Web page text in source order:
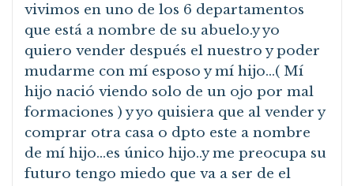
vivimos en uno de los 6 departamentos
que está a nombre de su abuelo.y yo
quiero vender después el nuestro y poder
mudarme con mí esposo y mí hijo…( Mí
hijo nació viendo solo de un ojo por mal
formaciones ) y yo quisiera que al vender y
comprar otra casa o dpto este a nombre
de mí hijo…es único hijo..y me preocupa su
futuro tengo miedo que va a ser de el